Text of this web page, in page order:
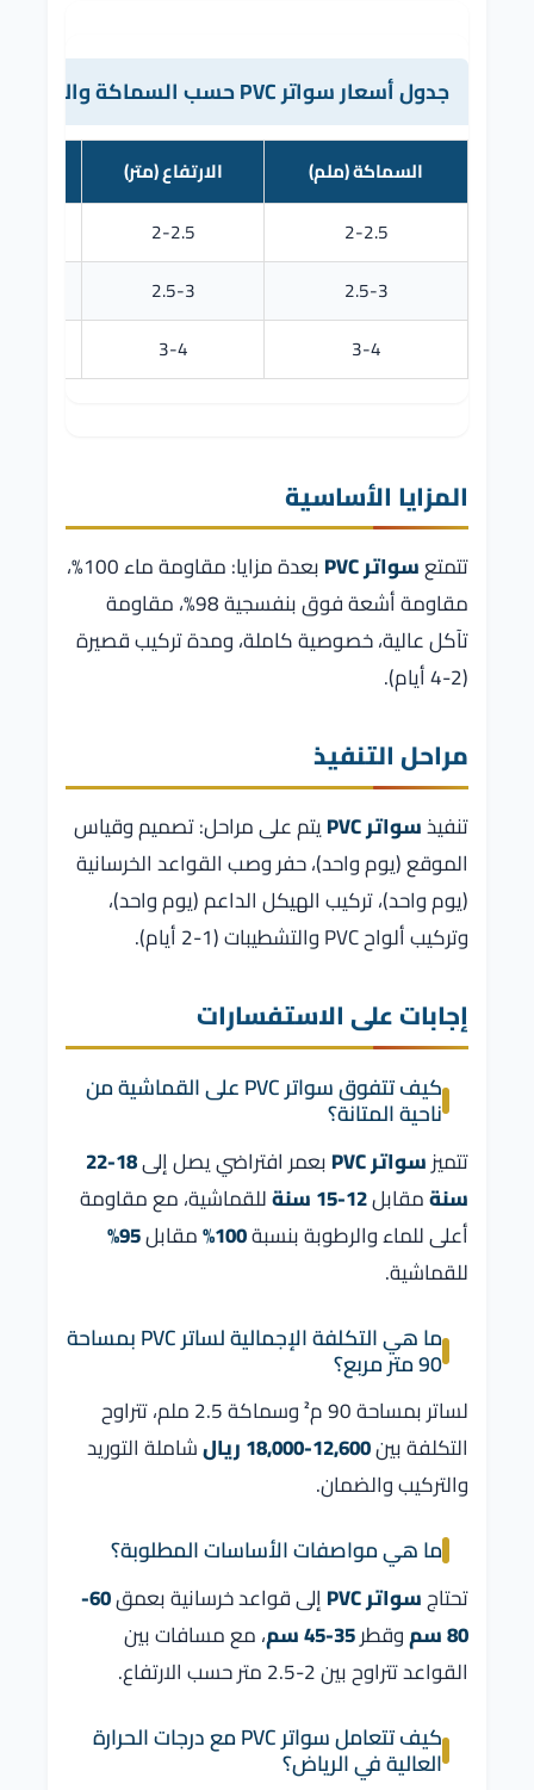
جدول أسعار سواتر PVC حسب السماكة والارتفاع
السماكة (ملم) الارتفاع (متر)
2-2.5
2-2.5
2.5-3
2.5-3
3-4
3-4
المزايا الأساسية
تتمتعسواتر PVC
بعدة مزايا: مقاومة ماء 100%،
مقاومة أشعة فوق بنفسجية 98%، مقاومة
تآكل عالية، خصوصية كاملة، ومدة تركيب قصيرة
(2-4 أيام).
مراحل التنفيذ
تنفيذسواتر PVC
يتم على مراحل: تصميم وقياس
الموقع (يوم واحد)، حفر وصب القواعد الخرسانية
(يوم واحد)، تركيب الهيكل الداعم (يوم واحد)،
وتركيب ألواح PVC والتشطيبات (1-2 أيام).
إجابات على الاستفسارات
كيف تتفوق سواتر PVC على القماشية من
ناحية المتانة؟
تتميزسواتر PVC بعمر افتراضي يصل إلى
18-22
سنةمقابل12-15 سنة
للقماشية، مع مقاومة
أعلى للماء والرطوبة بنسبة100% مقابل95%
للقماشية.
ما هي التكلفة الإجمالية لساتر PVC بمساحة
90 متر مربع؟
لساتر بمساحة 90 م² وسماكة 2.5 ملم، تتراوح
التكلفة بين12,600-18,000 ريال
شاملة التوريد
والتركيب والضمان.
ما هي مواصفات الأساسات المطلوبة؟
تحتاجسواتر PVC إلى قواعد خرسانية بعمق
60-
80 سم
وقطر35-45 سم
، مع مسافات بين
القواعد تتراوح بين 2-2.5 متر حسب الارتفاع.
كيف تتعامل سواتر PVC مع درجات الحرارة
العالية في الرياض؟